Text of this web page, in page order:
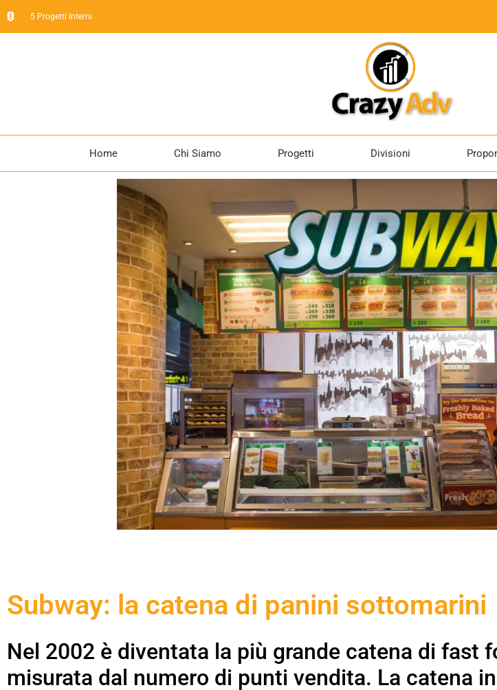
5 Progetti Interni
Home Chi Siamo Progetti Divisioni
Subway: la catena di panini sottomarini
Nel 2002 è diventata la più grande catena di fast
misurata dal numero di punti vendita. La catena